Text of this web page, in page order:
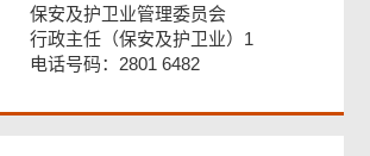
保安及护卫业管理委员会
行政主任（保安及护卫业）1
电话号码：2801 6482